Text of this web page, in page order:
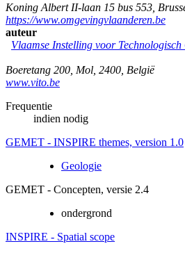
Koning Albert II-laan 15 bus 553
https://www.omgevingvlaanderen.be
auteur
Vlaamse Instelling voor
Boeretang 200 Mol 2400 België
www.vito.be
Frequentie
indien nodig
GEMET - INSPIRE themes, version 1.0
Geologie
GEMET - Concepten, versie 2.4
ondergrond
INSPIRE - Spatial scope